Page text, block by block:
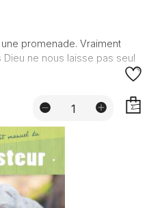
promenade. Vraiment
Dieu ne nous laisse pas seul